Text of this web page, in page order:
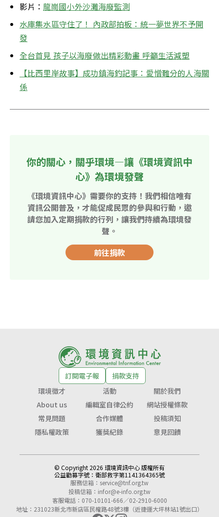
影片： 龍崗國小外沙灘海廢監測
水庫集水區守住了！ 內政部拍板：統一夢世界不予開
發
全台首見 孩子以海廢做出精彩動畫 呼籲生活減塑
【比西里岸故事】成功鎮海釣記事：愛憎難分的人海關
係
你的關心，關乎環境—讓《環境資訊中
心》為環境發聲
《環境資訊中心》需要你的支持！我們相信唯有
資訊公開普及，才能促成民眾的參與和行動，邀
請您加入定期捐款的行列，讓我們持續為環境發
聲。
前往捐款
訂閱電子報
捐款支持
環境徵才
活動
關於我們
About us
編輯室自律公約
網站授權條款
常見問題
合作媒體
投稿須知
隱私權政策
獲獎紀錄 意見回饋
© Copyright 2026 環境資訊中心 版權所有
公益勸募字號： 衛部救字第1141364365號
服務信箱： service@tnf.org.tw
投稿信箱： infor@e-info.org.tw
客服電話：070-10101-666／02-2910-6000
地址：231023新北市新店區民權路48號3樓（近捷運大坪林站1號出口）